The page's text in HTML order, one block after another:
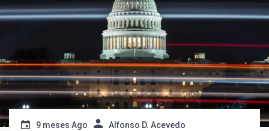
¡Suscríbete y Vive la
Experiencia!
9 meses Ago Alfonso D. Acevedo